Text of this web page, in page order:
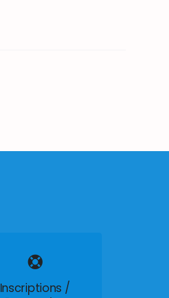
Inscriptions /